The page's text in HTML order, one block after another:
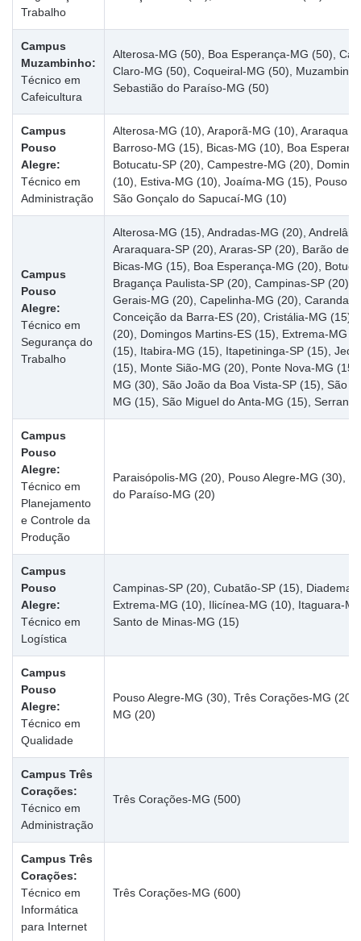
Trabalho
Campus
Muzambinho:
Técnico em
Cafeicultura
Alterosa-MG (50), Boa Esperança-MG (50),
Claro-MG (50), Coqueiral-MG (50),
Sebastião do Paraíso-MG (50)
Campus
Pouso
Alegre:
Técnico em
Administração
Alterosa-MG (10), Araporã-MG (10),
Barroso-MG (15), Bicas-MG (10), Boa
Botucatu-SP (20), Campestre-MG (20),
(10), Estiva-MG (10), Joaíma-MG (15), Pouso
São Gonçalo do Sapucaí-MG (10)
Campus
Pouso
Alegre:
Técnico em
Segurança do
Trabalho
Alterosa-MG (15), Andradas-MG (20),
Araraquara-SP (20), Araras-SP (20), Barão de
Bicas-MG (15), Boa Esperança-MG (20),
Bragança Paulista-SP (20), Campinas-SP (20),
Gerais-MG (20), Capelinha-MG (20), Carandaí-
Conceição da Barra-ES (20), Cristália-MG (15),
(20), Domingos Martins-ES (15), Extrema-MG
(15), Itabira-MG (15), Itapetininga-SP (15),
(15), Monte Sião-MG (20), Ponte Nova-MG
MG (30), São João da Boa Vista-SP (15), São
MG (15), São Miguel do Anta-MG (15),
Campus
Pouso
Alegre:
Técnico em
Planejamento
e Controle da
Produção
Paraisópolis-MG (20), Pouso Alegre-MG (30),
do Paraíso-MG (20)
Campus
Pouso
Alegre:
Técnico em
Logística
Campinas-SP (20), Cubatão-SP (15), Diadema-
Extrema-MG (10), Ilicínea-MG (10), Itaguara-
Santo de Minas-MG (15)
Campus
Pouso
Alegre:
Técnico em
Qualidade
Pouso Alegre-MG (30), Três Corações-MG
MG (20)
Campus Três
Corações:
Técnico em
Administração
Três Corações-MG (500)
Campus Três
Corações:
Técnico em
Informática
para Internet
Três Corações-MG (600)